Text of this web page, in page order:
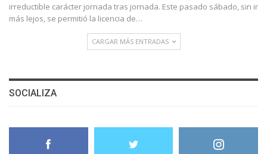
irreductible carácter jornada tras jornada. Este pasado sábado, sin ir
más lejos, se permitió la licencia de…
CARGAR MÁS ENTRADAS
SOCIALIZA